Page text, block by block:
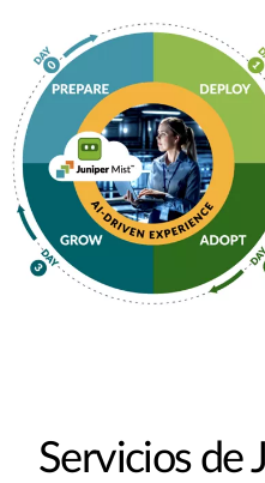
Servicios de